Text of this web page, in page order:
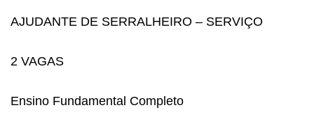
AJUDANTE DE SERRALHEIRO – SERVIÇO
2 VAGAS
Ensino Fundamental Completo